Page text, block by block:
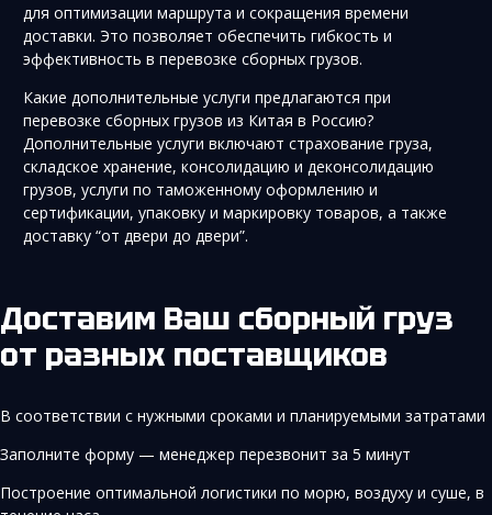
для оптимизации маршрута и сокращения времени
доставки. Это позволяет обеспечить гибкость и
эффективность в перевозке сборных грузов.
Какие дополнительные услуги предлагаются при
перевозке сборных грузов из Китая в Россию?
Дополнительные услуги включают страхование груза,
складское хранение, консолидацию и деконсолидацию
грузов, услуги по таможенному оформлению и
сертификации, упаковку и маркировку товаров, а также
доставку “от двери до двери”.
Доставим Ваш сборный груз
от разных поставщиков
В соответствии с нужными сроками и планируемыми затратами
Заполните форму — менеджер перезвонит за 5 минут
Построение оптимальной логистики по морю, воздуху и суше, в